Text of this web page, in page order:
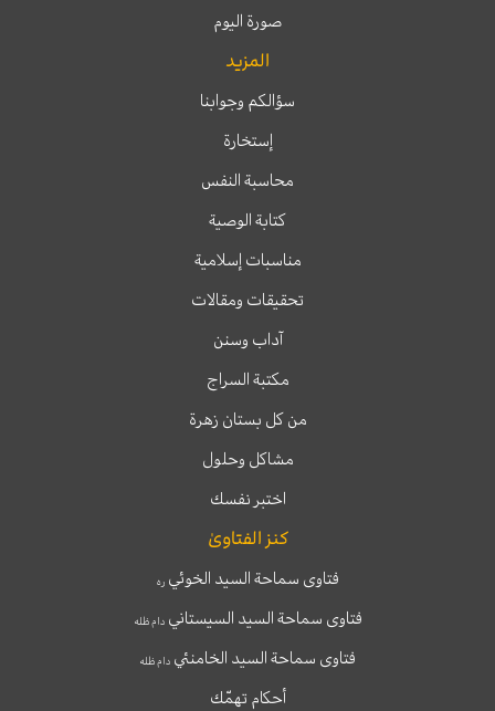
صورة اليوم
المزيد
سؤالكم وجوابنا
إستخارة
محاسبة النفس
كتابة الوصية
مناسبات إسلامية
تحقيقات ومقالات
آداب وسنن
مكتبة السراج
من كل بستان زهرة
مشاكل وحلول
اختبر نفسك
كنز الفتاوىٰ
فتاوى سماحة السيد الخوئيره
فتاوى سماحة السيد السيستانيدام ظله
فتاوى سماحة السيد الخامنئي دام ظله
أحكام تهمّك